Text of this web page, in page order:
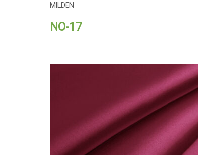
MILDEN
NO-17